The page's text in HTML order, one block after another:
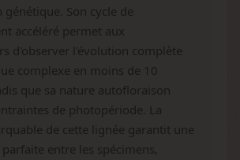
Son cycle de
accéléré permet aux
d'observer l'évolution complète
complexe en moins de 10
que sa nature autofloraison
de photopériode. La
de cette lignée garantit une
entre les spécimens,